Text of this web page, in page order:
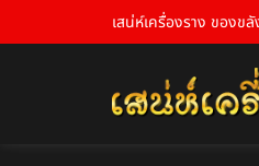
เสน่ห์เครื่องราง ของขลั